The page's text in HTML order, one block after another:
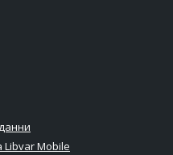
Libvar Mobile